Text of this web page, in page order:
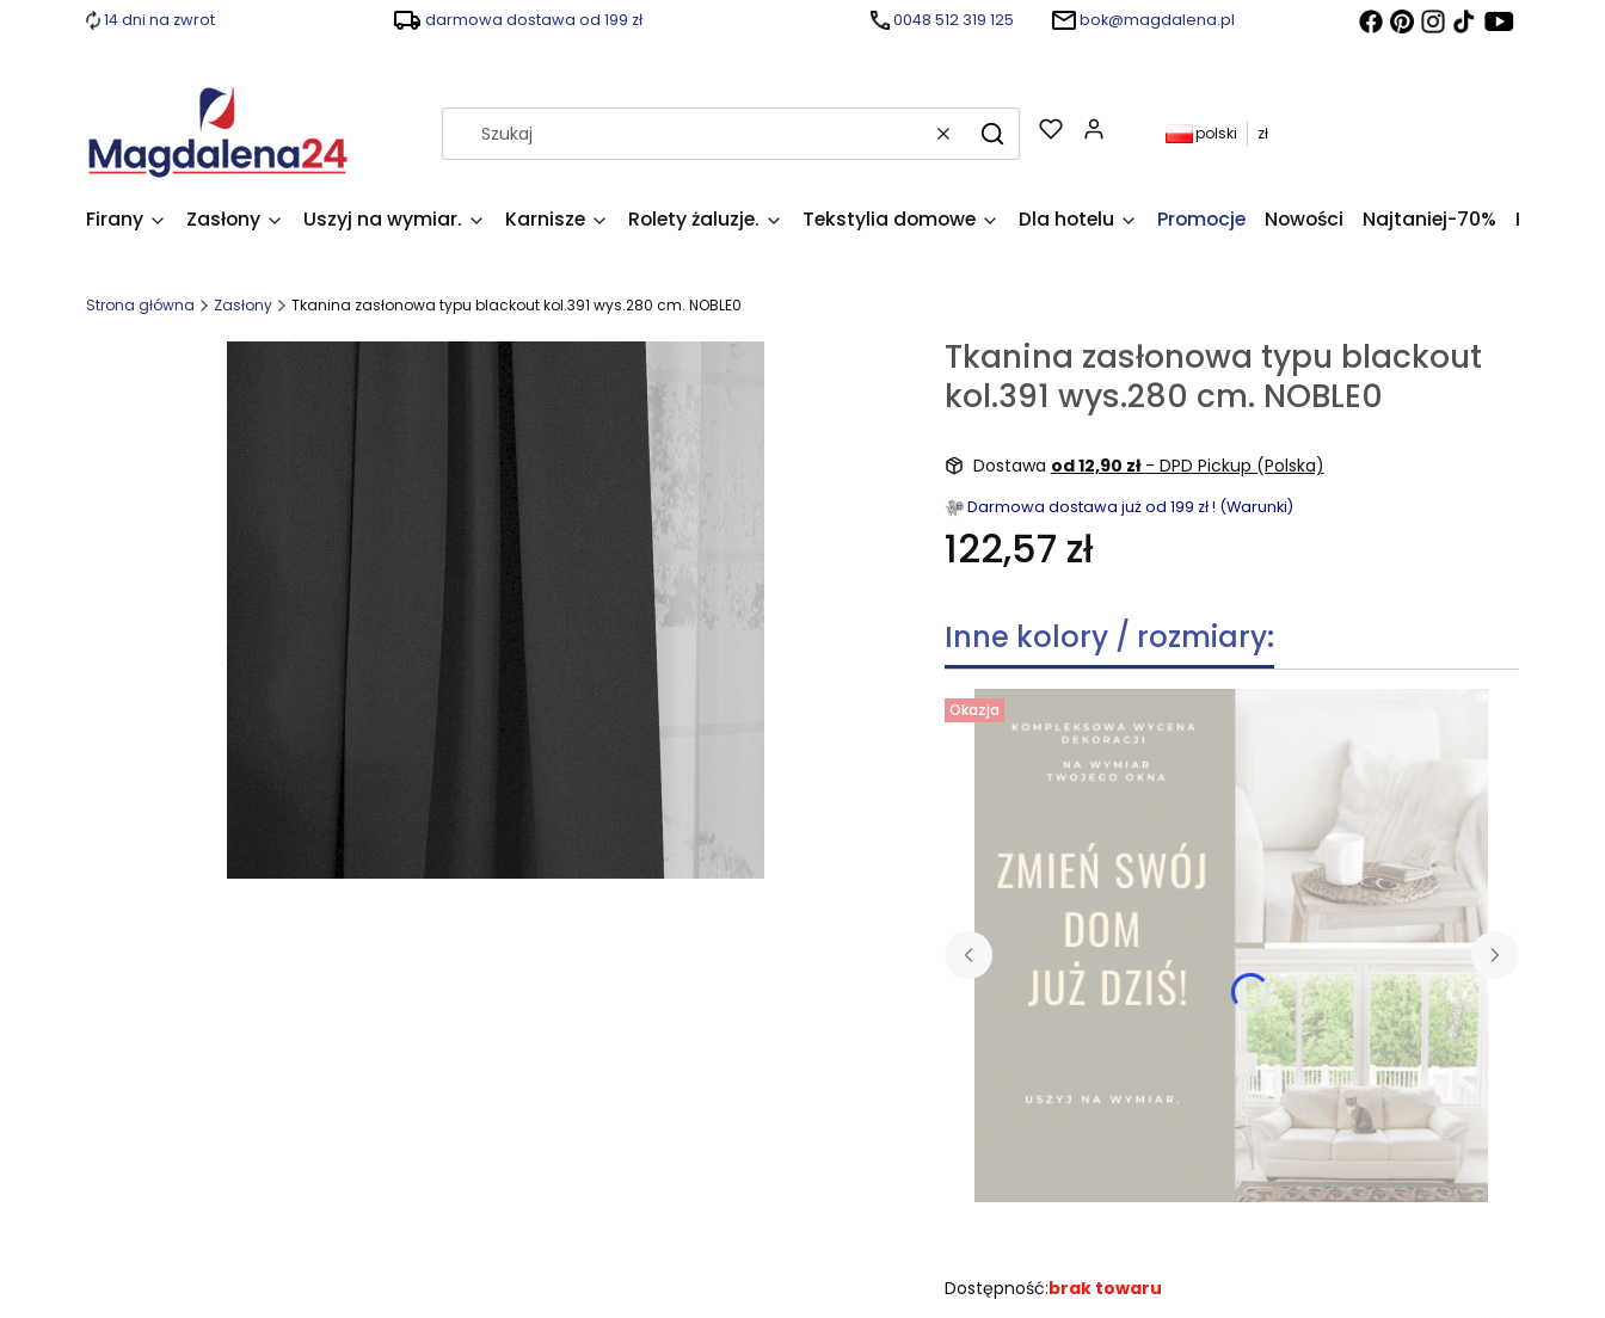
14 dni na zwrot darmowa dostawa od 199 zł 0048 512 319 125 bok@magdalena.pl
WyczyśćSzukaj
Produkty w koszyku: 0. Zobacz szczegóły
polski zł
Firany Zasłony Uszyj na wymiar. Karnisze Rolety żaluzje. Tekstylia domowe Dla hotelu Promocje Nowości Najtaniej-70% Kupony
Strona główna Zasłony Tkanina zasłonowa typu blackout kol.391 wys.280 cm. NOBLE0
Tkanina zasłonowa typu blackout
kol.391 wys.280 cm. NOBLE0
Dostawa od 12,90 zł - DPD Pickup (Polska)
Darmowa dostawa już od 199 zł ! (Warunki)
122,57 zł
Inne kolory / rozmiary:
Okazja
Dostępność:brak towaru